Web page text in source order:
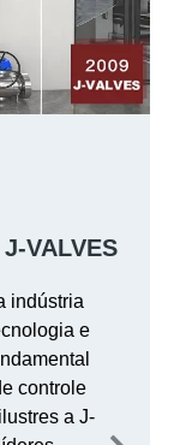
VALVES
indústria
e
controle
a J-